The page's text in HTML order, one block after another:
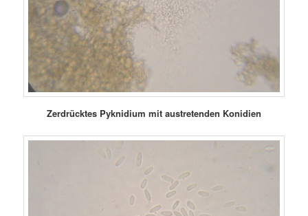
Zerdrücktes Pyknidium mit austretenden Konidien